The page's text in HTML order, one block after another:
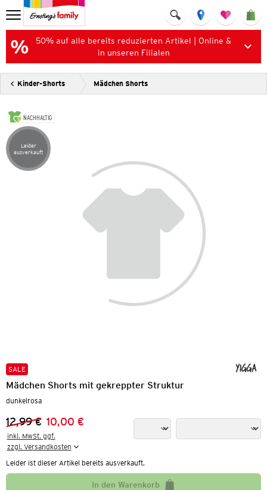
50% auf alle bereits reduzierten Artikel | Online &
in unseren Filialen
Kinder-Shorts Mädchen Shorts
NACHHALTIG
Artikel leider ausverkauft
Leider
ausverkauft
SALE
Mädchen Shorts mit gekreppter Struktur
dunkelrosa
Vorheriger Preis:
12,99 €
Neuer Preis:
10,00 €
inkl. MwSt. ggf.
zzgl. Versandkosten
Leider ist dieser Artikel bereits ausverkauft.
In den Warenkorb